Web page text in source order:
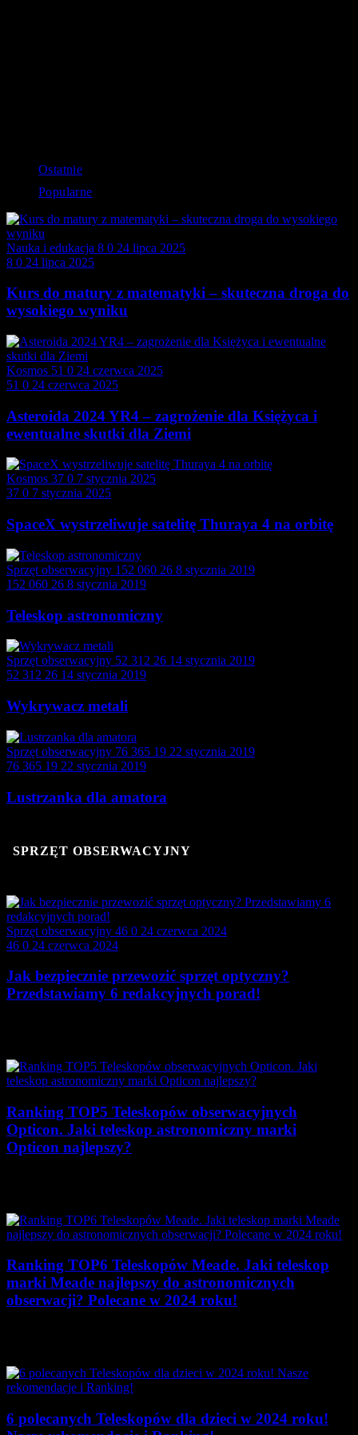
Ostatnie
Popularne
Nauka i edukacja 8 0 24 lipca 2025
8 0 24 lipca 2025
Kurs do matury z matematyki – skuteczna droga do
wysokiego wyniku
Kosmos 51 0 24 czerwca 2025
51 0 24 czerwca 2025
Asteroida 2024 YR4 – zagrożenie dla Księżyca i
ewentualne skutki dla Ziemi
Kosmos 37 0 7 stycznia 2025
37 0 7 stycznia 2025
SpaceX wystrzeliwuje satelitę Thuraya 4 na orbitę
Sprzęt obserwacyjny 152 060 26 8 stycznia 2019
152 060 26 8 stycznia 2019
Teleskop astronomiczny
Sprzęt obserwacyjny 52 312 26 14 stycznia 2019
52 312 26 14 stycznia 2019
Wykrywacz metali
Sprzęt obserwacyjny 76 365 19 22 stycznia 2019
76 365 19 22 stycznia 2019
Lustrzanka dla amatora
SPRZĘT OBSERWACYJNY
Sprzęt obserwacyjny 46 0 24 czerwca 2024
46 0 24 czerwca 2024
Jak bezpiecznie przewozić sprzęt optyczny?
Przedstawiamy 6 redakcyjnych porad!
Ranking TOP5 Teleskopów obserwacyjnych
Opticon. Jaki teleskop astronomiczny marki
Opticon najlepszy?
Ranking TOP6 Teleskopów Meade. Jaki teleskop
marki Meade najlepszy do astronomicznych
obserwacji? Polecane w 2024 roku!
6 polecanych Teleskopów dla dzieci w 2024 roku!